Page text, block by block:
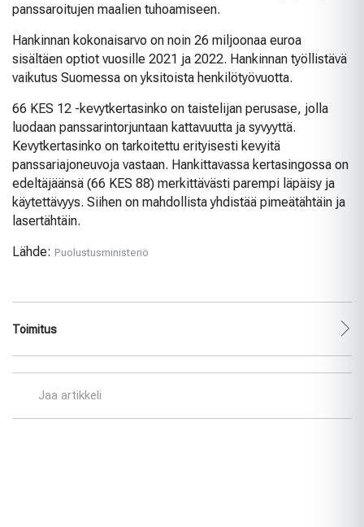
panssaroitujen maalien tuhoamiseen.
Hankinnan kokonaisarvo on noin 26 miljoonaa euroa
sisältäen optiot vuosille 2021 ja 2022. Hankinnan työllistävä
vaikutus Suomessa on yksitoista henkilötyövuotta.
66 KES 12 -kevytkertasinko on taistelijan perusase, jolla
luodaan panssarintorjuntaan kattavuutta ja syvyyttä.
Kevytkertasinko on tarkoitettu erityisesti kevyitä
panssariajoneuvoja vastaan. Hankittavassa kertasingossa on
edeltäjäänsä (66 KES 88) merkittävästi parempi läpäisy ja
käytettävyys. Siihen on mahdollista yhdistää pimeätähtäin ja
lasertähtäin.
Lähde: Puolustusministeriö
Toimitus
Jaa artikkeli